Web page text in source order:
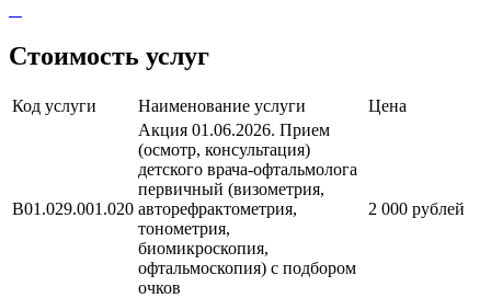
Стоимость услуг
Код услуги Наименование услуги Цена
В01.029.001.020
Акция 01.06.2026. Прием
(осмотр, консультация)
детского врача-офтальмолога
первичный (визометрия,
авторефрактометрия,
тонометрия,
биомикроскопия,
офтальмоскопия) с подбором
очков
2 000 рублей